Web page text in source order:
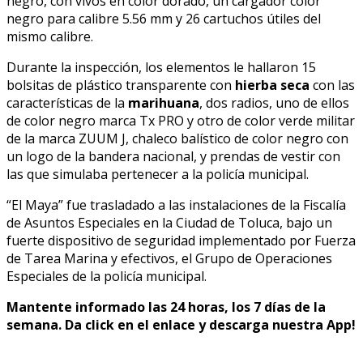
negro para calibre 5.56 mm y 26 cartuchos útiles del
mismo calibre.
Durante la inspección, los elementos le hallaron 15
bolsitas de plástico transparente con hierba seca con las
características de la marihuana, dos radios, uno de ellos
de color negro marca Tx PRO y otro de color verde militar
de la marca ZUUM J, chaleco balístico de color negro con
un logo de la bandera nacional, y prendas de vestir con
las que simulaba pertenecer a la policía municipal.
“El Maya” fue trasladado a las instalaciones de la Fiscalía
de Asuntos Especiales en la Ciudad de Toluca, bajo un
fuerte dispositivo de seguridad implementado por Fuerza
de Tarea Marina y efectivos, el Grupo de Operaciones
Especiales de la policía municipal.
Mantente informado las 24 horas, los 7 días de la
semana. Da click en el enlace y descarga nuestra App!